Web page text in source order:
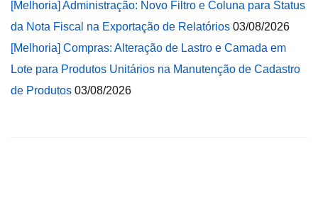
[Melhoria] Administração: Novo Filtro e Coluna para Status
da Nota Fiscal na Exportação de Relatórios 03/08/2026
[Melhoria] Compras: Alteração de Lastro e Camada em
Lote para Produtos Unitários na Manutenção de Cadastro
de Produtos 03/08/2026